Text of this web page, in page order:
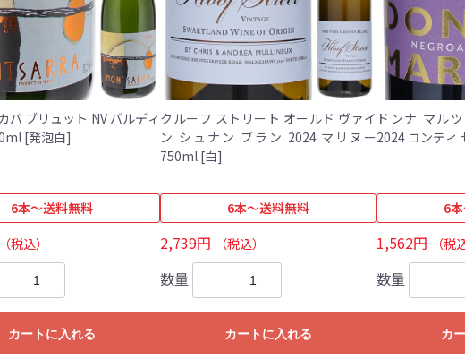
バ ブリュット NV バルディ
ネット 750ml [発泡白]
6本～送料無料
（税込）
カートに入れる
クルーフ ストリート オールド ヴァイ
ン シュナン ブラン 2024 マリヌー
750ml [白]
6本～送料無料
2,739円 （税込）
数量
カートに入れる
ドンナ マル
6
1,562円 （税
数量
カ